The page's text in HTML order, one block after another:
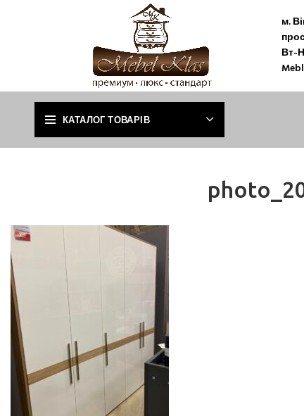
м.
Вт-
КАТАЛОГ ТОВАРІВ